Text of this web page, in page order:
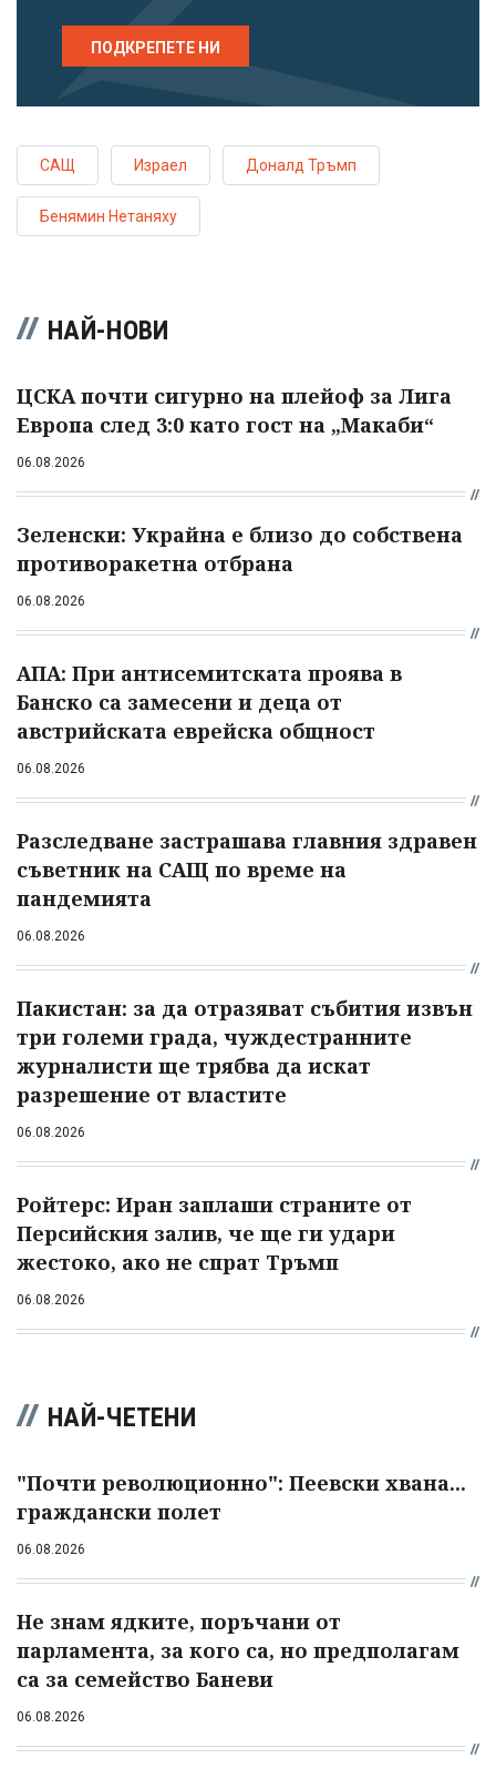
ПОДКРЕПЕТЕ НИ
САЩ Израел Доналд Тръмп
Бенямин Нетаняху
НАЙ-НОВИ
ЦСКА почти сигурно на плейоф за Лига
Европа след 3:0 като гост на „Макаби“
06.08.2026
Зеленски: Украйна е близо до собствена
противоракетна отбрана
06.08.2026
АПА: При антисемитската проява в
Банско са замесени и деца от
австрийската еврейска общност
06.08.2026
Разследване застрашава главния здравен
съветник на САЩ по време на
пандемията
06.08.2026
Пакистан: за да отразяват събития извън
три големи града, чуждестранните
журналисти ще трябва да искат
разрешение от властите
06.08.2026
Ройтерс: Иран заплаши страните от
Персийския залив, че ще ги удари
жестоко, ако не спрат Тръмп
06.08.2026
НАЙ-ЧЕТЕНИ
"Почти революционно": Пеевски хвана...
граждански полет
06.08.2026
Не знам ядките, поръчани от
парламента, за кого са, но предполагам
са за семейство Баневи
06.08.2026